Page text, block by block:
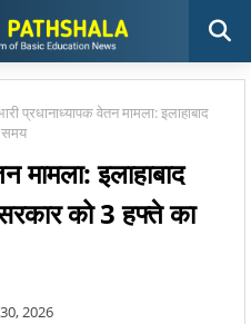
प्रधानाध्यापक वेतन मामला: इलाहाबाद
समय
मामला: इलाहाबाद
को 3 हफ्ते का
2026